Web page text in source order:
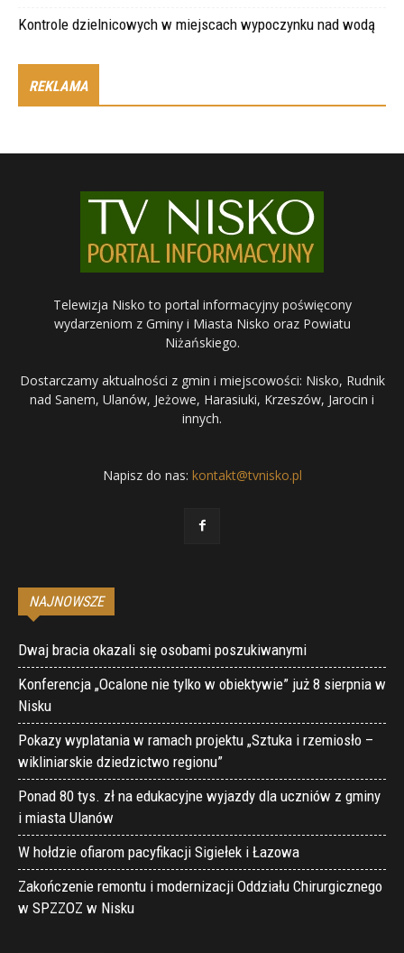
Kontrole dzielnicowych w miejscach wypoczynku nad wodą
REKLAMA
Telewizja Nisko to portal informacyjny poświęcony
wydarzeniom z Gminy i Miasta Nisko oraz Powiatu
Niżańskiego.
Dostarczamy aktualności z gmin i miejscowości: Nisko, Rudnik
nad Sanem, Ulanów, Jeżowe, Harasiuki, Krzeszów, Jarocin i
innych.
Napisz do nas: kontakt@tvnisko.pl
NAJNOWSZE
Dwaj bracia okazali się osobami poszukiwanymi
Konferencja „Ocalone nie tylko w obiektywie” już 8 sierpnia w
Nisku
Pokazy wyplatania w ramach projektu „Sztuka i rzemiosło –
wikliniarskie dziedzictwo regionu”
Ponad 80 tys. zł na edukacyjne wyjazdy dla uczniów z gminy
i miasta Ulanów
W hołdzie ofiarom pacyfikacji Sigiełek i Łazowa
Zakończenie remontu i modernizacji Oddziału Chirurgicznego
w SPZZOZ w Nisku